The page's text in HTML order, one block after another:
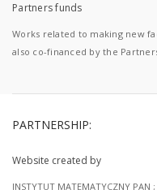
Partners funds
Works related to making new
also co-financed by the
PARTNERSHIP:
Website created by
INSTYTUT MATEMATYCZNY PAN ;